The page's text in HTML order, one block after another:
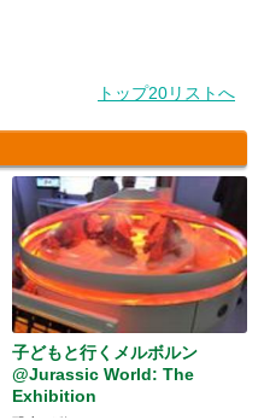
トップ20リストへ
子どもと行くメルボルン
@Jurassic World: The
Exhibition